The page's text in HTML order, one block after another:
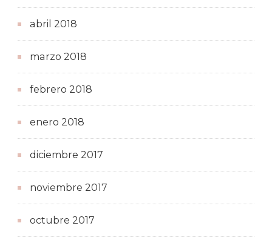
abril 2018
marzo 2018
febrero 2018
enero 2018
diciembre 2017
noviembre 2017
octubre 2017